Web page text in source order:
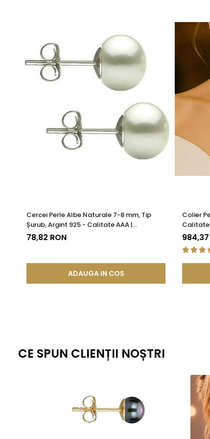
este un brand european de bijuterii
montate în metale prețioase certificate. Fiecare
Adaugă acest colier cu perle naturale negre în
Acest colier capătă și mai mult farmec atunci când
Cercei Perle Albe Naturale 7-8 mm, Tip
Șurub, Argint 925 - Calitate AAA |
KASKADDA®
78,82 RON
ADAUGA IN COS
Colier
Calitate
984,37
CE SPUN CLIENȚII NOȘTRI